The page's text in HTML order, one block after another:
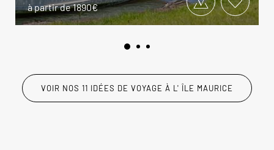
à partir de 1890€
VOIR NOS 11 IDÉES DE VOYAGE À L' ÎLE MAURICE